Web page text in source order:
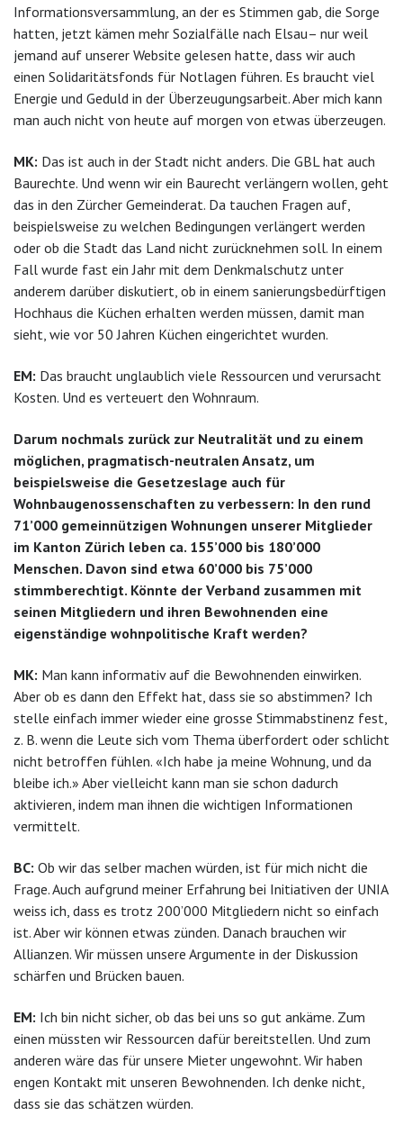
Informationsversammlung, an der es Stimmen gab, die Sorge
hatten, jetzt kämen mehr Sozialfälle nach Elsau– nur weil
jemand auf unserer Website gelesen hatte, dass wir auch
einen Solidaritätsfonds für Notlagen führen. Es braucht viel
Energie und Geduld in der Überzeugungsarbeit. Aber mich kann
man auch nicht von heute auf morgen von etwas überzeugen.
MK: Das ist auch in der Stadt nicht anders. Die GBL hat auch
Baurechte. Und wenn wir ein Baurecht verlängern wollen, geht
das in den Zürcher Gemeinderat. Da tauchen Fragen auf,
beispielsweise zu welchen Bedingungen verlängert werden
oder ob die Stadt das Land nicht zurücknehmen soll. In einem
Fall wurde fast ein Jahr mit dem Denkmalschutz unter
anderem darüber diskutiert, ob in einem sanierungsbedürftigen
Hochhaus die Küchen erhalten werden müssen, damit man
sieht, wie vor 50 Jahren Küchen eingerichtet wurden.
EM: Das braucht unglaublich viele Ressourcen und verursacht
Kosten. Und es verteuert den Wohnraum.
Darum nochmals zurück zur Neutralität und zu einem
möglichen, pragmatisch-neutralen Ansatz, um
beispielsweise die Gesetzeslage auch für
Wohnbaugenossenschaften zu verbessern: In den rund
71’000 gemeinnützigen Wohnungen unserer Mitglieder
im Kanton Zürich leben ca. 155’000 bis 180’000
Menschen. Davon sind etwa 60’000 bis 75’000
stimmberechtigt. Könnte der Verband zusammen mit
seinen Mitgliedern und ihren Bewohnenden eine
eigenständige wohnpolitische Kraft werden?
MK: Man kann informativ auf die Bewohnenden einwirken.
Aber ob es dann den Effekt hat, dass sie so abstimmen? Ich
stelle einfach immer wieder eine grosse Stimmabstinenz fest,
z. B. wenn die Leute sich vom Thema überfordert oder schlicht
nicht betroffen fühlen. «Ich habe ja meine Wohnung, und da
bleibe ich.» Aber vielleicht kann man sie schon dadurch
aktivieren, indem man ihnen die wichtigen Informationen
vermittelt.
BC: Ob wir das selber machen würden, ist für mich nicht die
Frage. Auch aufgrund meiner Erfahrung bei Initiativen der UNIA
weiss ich, dass es trotz 200’000 Mitgliedern nicht so einfach
ist. Aber wir können etwas zünden. Danach brauchen wir
Allianzen. Wir müssen unsere Argumente in der Diskussion
schärfen und Brücken bauen.
EM: Ich bin nicht sicher, ob das bei uns so gut ankäme. Zum
einen müssten wir Ressourcen dafür bereitstellen. Und zum
anderen wäre das für unsere Mieter ungewohnt. Wir haben
engen Kontakt mit unseren Bewohnenden. Ich denke nicht,
dass sie das schätzen würden.